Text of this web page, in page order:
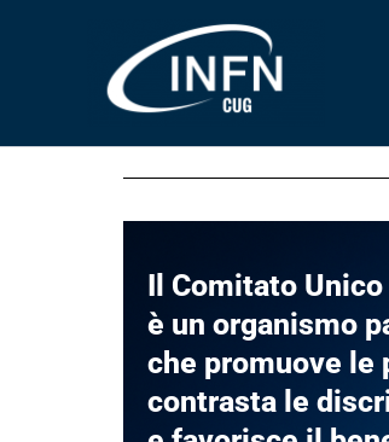
Il Comitato
è un organismo
che promuove le
contrasta le